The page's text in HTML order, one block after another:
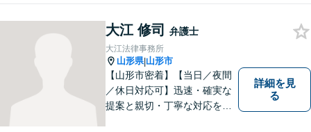
大江 修司 弁護士
大江法律事務所
山形県|山形市
【山形市密着】【当日／夜間
／休日対応可】迅速・確実な
提案と親切・丁寧な対応をい
詳細を見
る